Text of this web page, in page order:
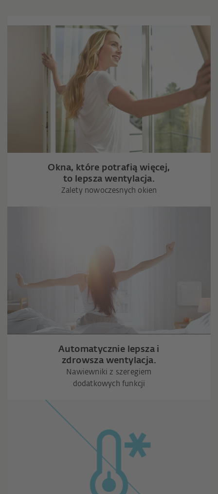
Okna, które potrafią więcej,
to lepsza wentylacja.
Zalety nowoczesnych okien
Automatycznie lepsza i
zdrowsza wentylacja.
Nawiewniki z szeregiem
dodatkowych funkcji